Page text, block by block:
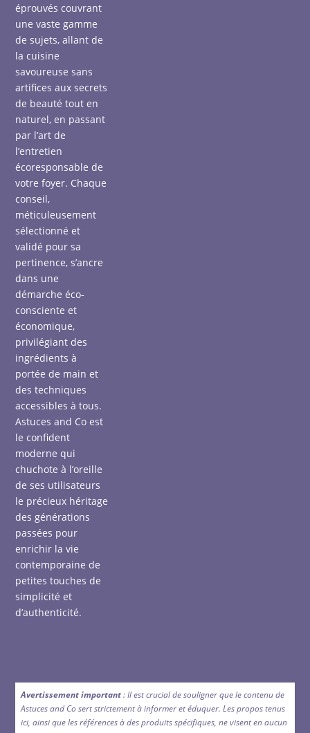
éprouvés couvrant
une vaste gamme
de sujets, allant de
la cuisine
savoureuse sans
artifices aux secrets
de beauté tout en
naturel, en passant
par l’art de
l’entretien
écoresponsable de
votre foyer. Chaque
conseil,
méticuleusement
sélectionné et
validé pour sa
pertinence, s’ancre
dans une
démarche éco-
consciente et
économique,
privilégiant des
ingrédients à
portée de main et
des techniques
accessibles à tous.
Astuces and Co est
le confident
moderne qui
chuchote à l’oreille
de ses utilisateurs
le précieux héritage
des générations
passées pour
enrichir la vie
contemporaine de
petites touches de
simplicité et
d’authenticité.
Avertissement important: Il est crucial de souligner que le contenu de
Astuces and Co sert strictement à informer et éduquer. Les propos tenus
ici, ainsi que les références à des produits spécifiques, ne visent en aucun